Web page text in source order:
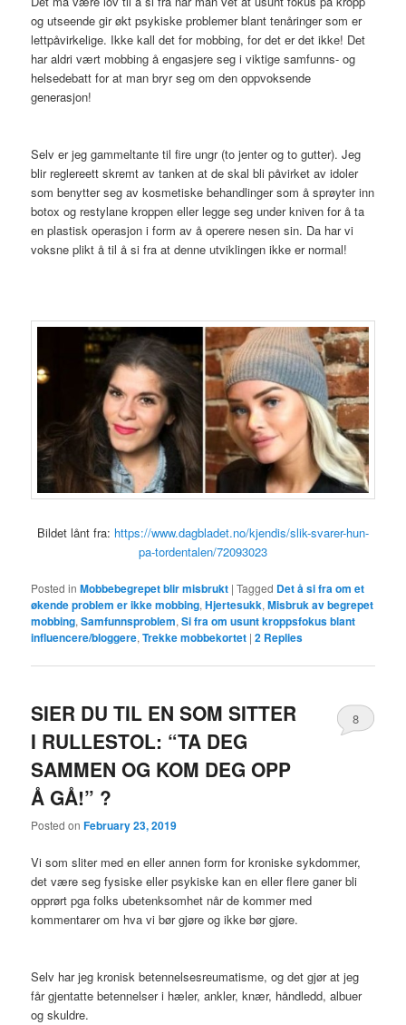
og utseende gir økt psykiske problemer blant tenåringer som er
lettpåvirkelige. Ikke kall det for mobbing, for det er det ikke! Det
har aldri vært mobbing å engasjere seg i viktige samfunns- og
helsedebatt for at man bryr seg om den oppvoksende
generasjon!
Selv er jeg gammeltante til fire ungr (to jenter og to gutter). Jeg
blir reglereett skremt av tanken at de skal bli påvirket av idoler
som benytter seg av kosmetiske behandlinger som å sprøyter inn
botox og restylane kroppen eller legge seg under kniven for å ta
en plastisk operasjon i form av å operere nesen sin. Da har vi
voksne plikt å til å si fra at denne utviklingen ikke er normal!
Bildet lånt fra: https://www.dagbladet.no/kjendis/slik-svarer-hun-
pa-tordentalen/72093023
Posted in Mobbebegrepet blir misbrukt |Tagged Det å si fra om et
økende problem er ikke mobbing,Hjertesukk,Misbruk av begrepet
mobbing,Samfunnsproblem,Si fra om usunt kroppsfokus blant
influencere/bloggere,Trekke mobbekortet |2 Replies
SIER DU TIL EN SOM SITTER
I RULLESTOL: “TA DEG
SAMMEN OG KOM DEG OPP
Å GÅ!” ?
Posted onFebruary 23, 2019
8
Vi som sliter med en eller annen form for kroniske sykdommer,
det være seg fysiske eller psykiske kan en eller flere ganer bli
opprørt pga folks ubetenksomhet når de kommer med
kommentarer om hva vi bør gjøre og ikke bør gjøre.
Selv har jeg kronisk betennelsesreumatisme, og det gjør at jeg
får gjentatte betennelser i hæler, ankler, knær, håndledd, albuer
og skuldre.